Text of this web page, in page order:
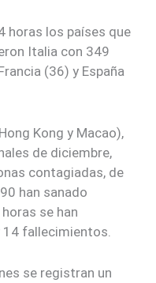
horas los países que
Italia con 349
(36) y España
Kong y Macao),
de diciembre,
contagiadas, de
han sanado
se han
fallecimientos.
se registran un